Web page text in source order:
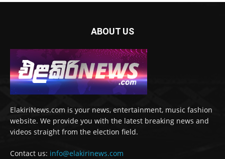
ABOUT US
ElakiriNews.com is your news, entertainment, music fashion
website. We provide you with the latest breaking news and
videos straight from the election field.
Contact us: info@elakirinews.com